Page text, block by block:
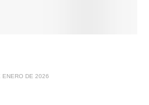
ENERO DE 2026